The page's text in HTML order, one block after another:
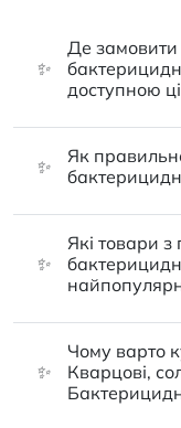
✨
Де замовити
доступною
✨
Як
✨
Які товари з
✨
Чому варто
Кварцові,